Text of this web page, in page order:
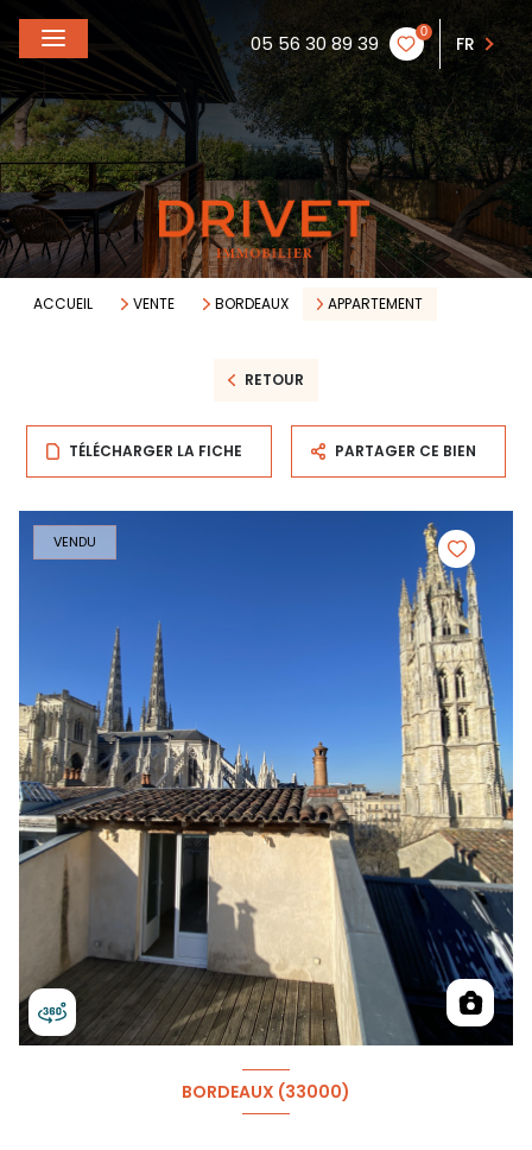
05 56 30 89 39 0
FR
ACCUEIL VENTE BORDEAUX APPARTEMENT
RETOUR
TÉLÉCHARGER LA FICHE PARTAGER CE BIEN
VENDU
BORDEAUX (33000)